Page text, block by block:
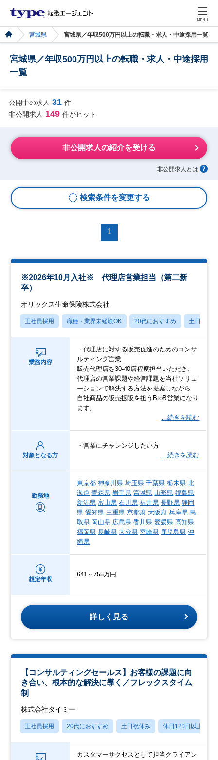
MENU
宮城県 宮城県／年収500万円以上の転職・求人・中途採用一覧
宮城県／年収500万円以上の転職・求人・中途採用
一覧
公開中の求人 31 件
非公開求人 149 件がヒット
非公開求人の紹介を受ける
非公開求人とは
検索条件を変更する
1
※2026年10月入社※ 代理店営業担当（第二新
卒）
オリックス生命保険株式会社
正社員採用 職種・業界未経験OK 20代におすすめ 土日祝休み
業務内容
・代理店に対する販売促進のためのコンサ
ルティング営業
販売代理店を30-40店程度担当いただき、
代理店の営業課題や経営課題を当社ソリュ
ーションで解決する方法を提案しながら
自社商品の販売拡販を担うBtoB営業になり
ます。
…続きを読む
対象となる方
・営業にチャレンジしたい方
…続きを読む
勤務地
東京都 神奈川県 埼玉県 千葉県 栃木県 北
海道 青森県 岩手県 宮城県 山形県 福島県
新潟県 富山県 石川県 福井県 長野県 静岡
県 愛知県 三重県 京都府 大阪府 兵庫県 鳥
取県 岡山県 広島県 香川県 愛媛県 高知県
福岡県 長崎県 大分県 宮崎県 鹿児島県 沖
縄県
想定年収
641～755万円
詳しく見る
【コンサルティングセールス】お客様の課題に向
き合い、根本的な解決に導く／フレックスタイム
制
株式会社タイミー
正社員採用 20代におすすめ 土日祝休み 休日120日以上
カスタマーサクセスとして担当クライアン